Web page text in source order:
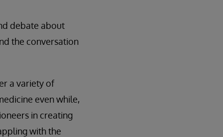
debate about
the conversation
a variety of
even while,
in creating
with the